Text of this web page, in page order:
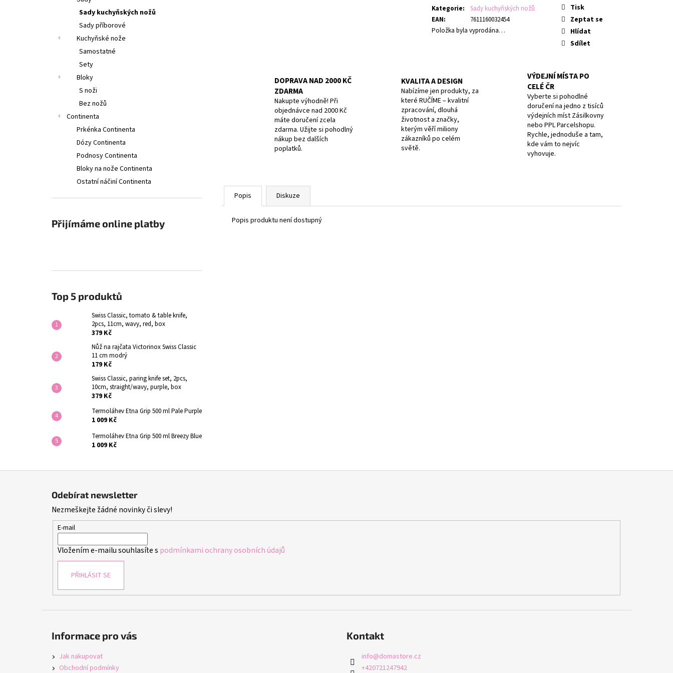
Sady kuchyňských nožů
Sady příborové
Kuchyňské nože
Samostatné
Sety
Bloky
S noži
Bez nožů
Continenta
Prkénka Continenta
Dózy Continenta
Podnosy Continenta
Bloky na nože Continenta
Ostatní náčiní Continenta
Přijímáme online platby
Top 5 produktů
Swiss Classic, tomato & table knife,
2pcs, 11cm, wavy, red, box
379 Kč
Nůž na rajčata Victorinox Swiss Classic
11 cm modrý
179 Kč
Swiss Classic, paring knife set, 2pcs,
10cm, straight/wavy, purple, box
379 Kč
Termoláhev Etna Grip 500 ml Pale Purple
1 009 Kč
Termoláhev Etna Grip 500 ml Breezy Blue
1 009 Kč
cena:
Kategorie:
Sady kuchyňských nožů
EAN:
7611160032454
Položka byla vyprodána…
Tisk
Zeptat se
Hlídat
Sdílet
DOPRAVA NAD 2000 KČ
ZDARMA
Nakupte výhodně! Při
objednávce nad 2000 Kč
máte doručení zcela
zdarma. Užijte si pohodlný
nákup bez dalších
poplatků.
KVALITA A DESIGN
Nabízíme jen produkty, za
které RUČÍME – kvalitní
zpracování, dlouhá
životnost a značky,
kterým věří miliony
zákazníků po celém
světě.
VÝDEJNÍ MÍSTA PO
CELÉ ČR
Vyberte si pohodlné
doručení na jedno z tisíců
výdejních míst Zásilkovny
nebo PPL Parcelshopu.
Rychle, jednoduše a tam,
kde vám to nejvíc
vyhovuje.
Popis Diskuze
Popis produktu není dostupný
Původně:399 Kč 399 Kč
Odebírat newsletter
Nezmeškejte žádné novinky či slevy!
E-mail
Vložením e-mailu souhlasíte s podmínkami ochrany osobních údajů
PŘIHLÁSIT SE
Informace pro vás
Jak nakupovat
Obchodní podmínky
Kontakt
info@domastore.cz
+420721247942